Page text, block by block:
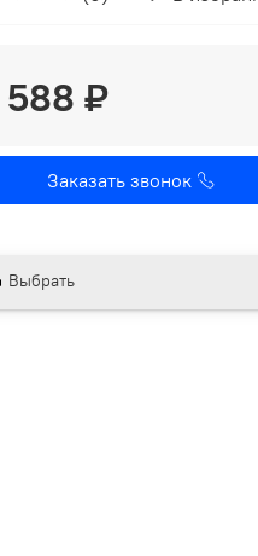
₽
Заказать звонок
Выбрать